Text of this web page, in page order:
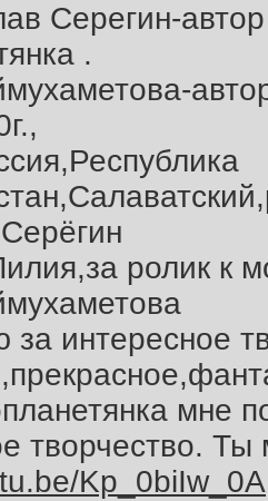
Серегин-
.
ролик к
за интересное
мне
творчество.
Kp_0biIw_0A